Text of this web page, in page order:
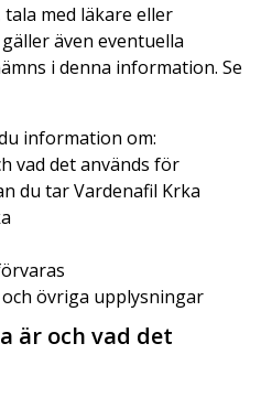
med läkare eller
även eventuella
i denna information. Se
information om:
vad det används för
du tar Vardenafil Krka
övriga upplysningar
är och vad det